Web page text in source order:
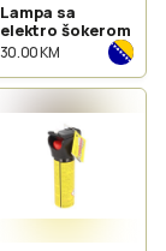
Lampa sa
elektro šokerom
30.00 KM